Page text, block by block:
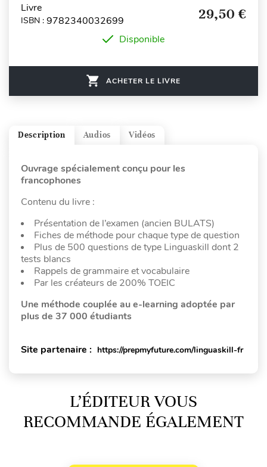
Livre
ISBN : 9782340032699 29,50 €
Disponible
ACHETER LE LIVRE
Vidéos
Audios
Description
Ouvrage spécialement conçu pour les
francophones
Contenu du livre :
Présentation de l’examen (ancien BULATS)
Fiches de méthode pour chaque type de question
Plus de 500 questions de type Linguaskill dont 2
tests blancs
Rappels de grammaire et vocabulaire
Par les créateurs de 200% TOEIC
Une méthode couplée au e-learning adoptée par
plus de 37 000 étudiants
Site partenaire : https://prepmyfuture.com/linguaskill-fr
L’ÉDITEUR VOUS
RECOMMANDE ÉGALEMENT